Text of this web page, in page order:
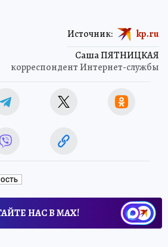
Саша ПЯТНИЦКАЯ
корреспондент Интернет-службы
Источник: kp.ru
НАС В МАХ!